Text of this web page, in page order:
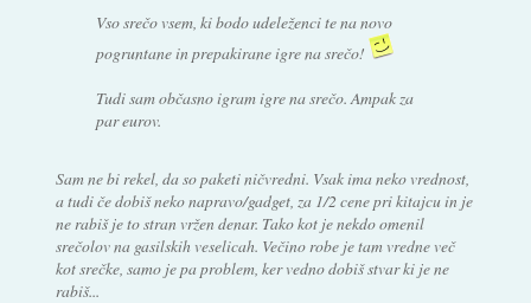
Vso srečo vsem, ki bodo udeleženci te na novo
pogruntane in prepakirane igre na srečo!
Tudi sam občasno igram igre na srečo. Ampak za
par eurov.
Sam ne bi rekel, da so paketi ničvredni. Vsak ima neko vrednost,
a tudi če dobiš neko napravo/gadget, za 1/2 cene pri kitajcu in je
ne rabiš je to stran vržen denar. Tako kot je nekdo omenil
srečolov na gasilskih veselicah. Večino robe je tam vredne več
kot srečke, samo je pa problem, ker vedno dobiš stvar ki je ne
rabiš...